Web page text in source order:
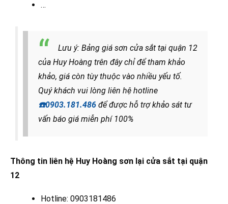
…
Lưu ý: Bảng giá sơn cửa sắt tại quận 12
của Huy Hoàng trên đây chỉ để tham khảo
khảo, giá còn tùy thuộc vào nhiều yếu tố.
Quý khách vui lòng liên hệ hotline
☎️0903.181.486 để được hỗ trợ khảo sát tư
vấn báo giá miễn phí 100%
Thông tin liên hệ Huy Hoàng sơn lại cửa sắt tại quận
12
Hotline: 0903181486